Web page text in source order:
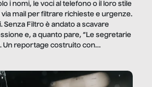
i nomi, le voci al telefono o il loro stile
mail per filtrare richieste e urgenze.
Senza Filtro è andato a scavare
e, a quanto pare, “Le segretarie
Un reportage costruito con